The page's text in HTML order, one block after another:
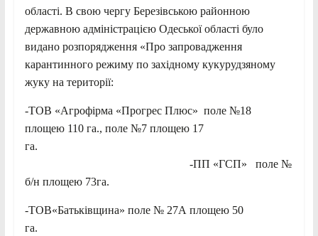
області. В свою чергу Березівською районною
державною адміністрацією Одеської області було
видано розпорядження «Про запровадження
карантинного режиму по західному кукурудзяному
жуку на території:
-ТОВ «Агрофірма «Прогрес Плюс» поле №18
площею 110 га., поле №7 площею 17
га.
-ПП «ГСП» поле №
б/н площею 73га.
-ТОВ«Батьківщина» поле № 27А площею 50
га.